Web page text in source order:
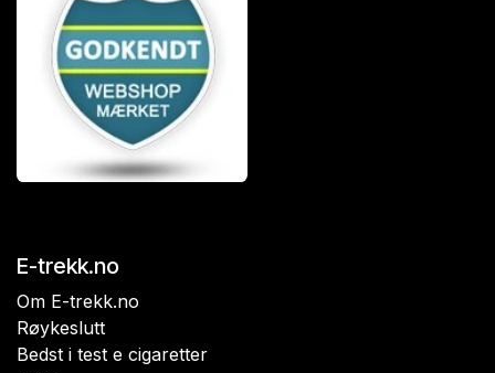
E-trekk.no
Om E-trekk.no
Røykeslutt
Bedst i test e cigaretter